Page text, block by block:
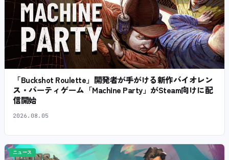
「Buckshot Roulette」開発者が手がける新作バイオレン
ス・パーティゲーム「Machine Party」がSteam向けに配
信開始
2026.08.05
ニュース